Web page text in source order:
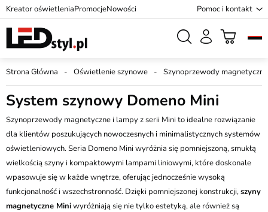
Kreator oświetleniaPromocjeNowości Pomoc i kontakt
Strona Główna Oświetlenie szynowe Szynoprzewody magnetyczne
System szynowy Domeno Mini
Szynoprzewody magnetyczne i lampy z serii Mini to idealne rozwiązanie
dla klientów poszukujących nowoczesnych i minimalistycznych systemów
oświetleniowych. Seria Domeno Mini wyróżnia się pomniejszoną, smukłą
wielkością szyny i kompaktowymi lampami liniowymi, które doskonale
wpasowuje się w każde wnętrze, oferując jednocześnie wysoką
funkcjonalność i wszechstronność. Dzięki pomniejszonej konstrukcji,szyny
magnetyczne Miniwyróżniają się nie tylko estetyką, ale również są